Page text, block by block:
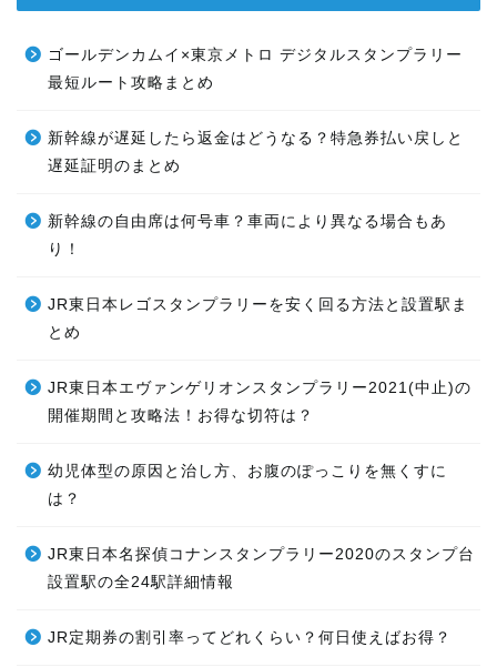
ゴールデンカムイ×東京メトロ デジタルスタンプラリー
最短ルート攻略まとめ
新幹線が遅延したら返金はどうなる？特急券払い戻しと
遅延証明のまとめ
新幹線の自由席は何号車？車両により異なる場合もあ
り！
JR東日本レゴスタンプラリーを安く回る方法と設置駅ま
とめ
JR東日本エヴァンゲリオンスタンプラリー2021(中止)の
開催期間と攻略法！お得な切符は？
幼児体型の原因と治し方、お腹のぽっこりを無くすに
は？
JR東日本名探偵コナンスタンプラリー2020のスタンプ台
設置駅の全24駅詳細情報
JR定期券の割引率ってどれくらい？何日使えばお得？